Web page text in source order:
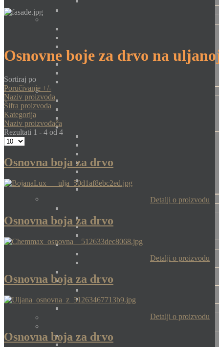
Osnovne boje za drvo na
Sortiraj po
Poručivanje +/-
Naziv proizvoda
Šifra proizvoda
Kategorija
Naziv proizvođača
Rezultati 1 - 4 od 4
Osnovna boja za drvo
Detalji o proizvodu
Osnovna boja za drvo
Detalji o proizvodu
Osnovna boja za drvo
Detalji o proizvodu
Osnovna boja za drvo